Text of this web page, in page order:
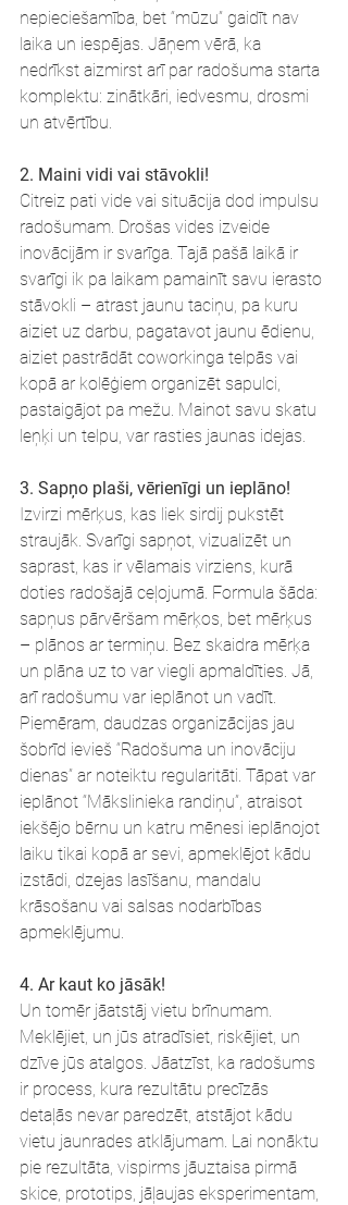
nepieciešamība, bet “mūzu” gaidīt nav
laika un iespējas. Jāņem vērā, ka
nedrīkst aizmirst arī par radošuma starta
komplektu: zinātkāri, iedvesmu, drosmi
un atvērtību.
2. Maini vidi vai stāvokli!
Citreiz pati vide vai situācija dod impulsu
radošumam. Drošas vides izveide
inovācijām ir svarīga. Tajā pašā laikā ir
svarīgi ik pa laikam pamainīt savu ierasto
stāvokli – atrast jaunu taciņu, pa kuru
aiziet uz darbu, pagatavot jaunu ēdienu,
aiziet pastrādāt coworkinga telpās vai
kopā ar kolēģiem organizēt sapulci,
pastaigājot pa mežu. Mainot savu skatu
leņķi un telpu, var rasties jaunas idejas.
3. Sapņo plaši, vērienīgi un ieplāno!
Izvirzi mērķus, kas liek sirdij pukstēt
straujāk. Svarīgi sapņot, vizualizēt un
saprast, kas ir vēlamais virziens, kurā
doties radošajā ceļojumā. Formula šāda:
sapņus pārvēršam mērķos, bet mērķus
– plānos ar termiņu. Bez skaidra mērķa
un plāna uz to var viegli apmaldīties. Jā,
arī radošumu var ieplānot un vadīt.
Piemēram, daudzas organizācijas jau
šobrīd ievieš “Radošuma un inovāciju
dienas” ar noteiktu regularitāti. Tāpat var
ieplānot “Mākslinieka randiņu”, atraisot
iekšējo bērnu un katru mēnesi ieplānojot
laiku tikai kopā ar sevi, apmeklējot kādu
izstādi, dzejas lasīšanu, mandalu
krāsošanu vai salsas nodarbības
apmeklējumu.
4. Ar kaut ko jāsāk!
Un tomēr jāatstāj vietu brīnumam.
Meklējiet, un jūs atradīsiet, riskējiet, un
dzīve jūs atalgos. Jāatzīst, ka radošums
ir process, kura rezultātu precīzās
detaļās nevar paredzēt, atstājot kādu
vietu jaunrades atklājumam. Lai nonāktu
pie rezultāta, vispirms jāuztaisa pirmā
skice, prototips, jāļaujas eksperimentam,